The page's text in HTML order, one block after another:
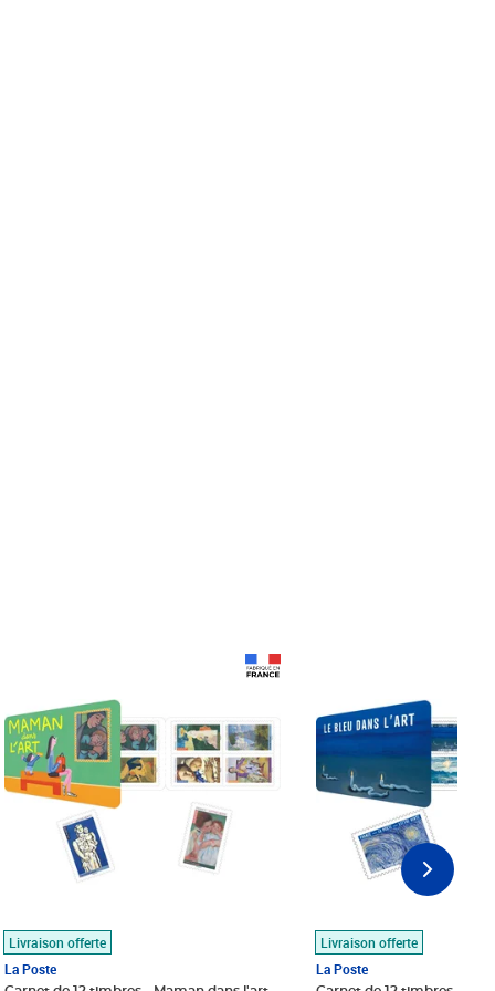
Livraison offerte
La Poste
Livraison offerte
La Poste